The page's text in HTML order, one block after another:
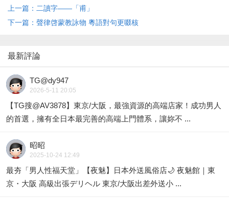
上一篇：二讀字——「甫」
下一篇：聲律啓蒙教詠物 粵語對句更啜核
最新評論
TG@dy947
2026-5-11 20:05
【TG搜@AV3878】東京/大阪，最強資源的高端店家！成功男人
的首選，擁有全日本最完善的高端上門體系，讓妳不 ...
昭昭
2025-10-24 12:49
最夯「男人性福天堂」【夜魅】日本外送風俗店🌙 夜魅館｜東
京・大阪 高級出張デリヘル 東京/大阪出差外送小 ...